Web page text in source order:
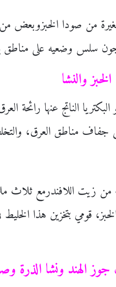
من صودا الخبزوبعض
سلس وضعيه على مناطق
والنشا
الناتج عنها رائحة
جفاف مناطق العرق،
زيت اللافندرمع ثلاث
قومي بتخزين هذا
الهند ونشا الذرة